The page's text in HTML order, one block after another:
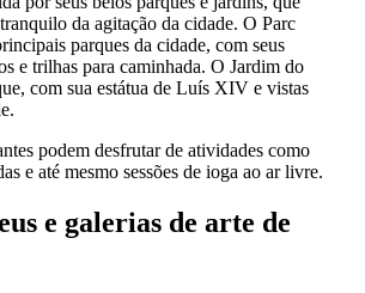
da agitação da cidade. O Parc
parques da cidade, com seus
e trilhas para caminhada. O Jardim do
com sua estátua de Luís XIV e vistas
podem desfrutar de atividades como
e até mesmo sessões de ioga ao ar livre.
e galerias de arte de